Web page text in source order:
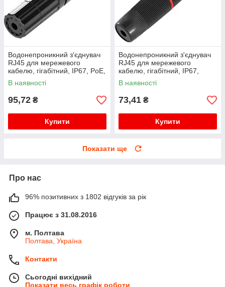
Водонепроникний з'єднувач
RJ45 для мережевого
кабелю, гігабітний, IP67, PoE,
чорний
В наявності
95,72 ₴
Купити
Водонепроникний з'єднувач
RJ45 для мережевого
кабелю, гігабітний, IP67,
чорний, WDT-IP67ZT/B
В наявності
73,41 ₴
Купити
Показати ще
Про нас
96% позитивних з 1802 відгуків за рік
Працює з 31.08.2016
м. Полтава
Полтава, Україна
Контакти
Сьогодні вихідний
Показати весь графік роботи